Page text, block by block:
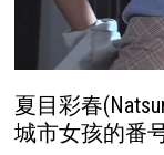
夏目彩春
城市女孩的番